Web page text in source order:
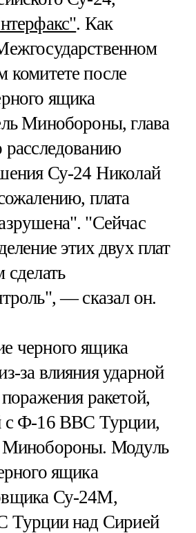
. Как
комитете после
ящика
Минобороны, глава
расследованию
Су-24 Николай
плата
"Сейчас
этих двух плат
— сказал он.
черного ящика
за влияния ударной
ракетой,
с Ф-16 ВВС Турции,
Минобороны. Модуль
ящика
Су-24М,
Турции над Сирией